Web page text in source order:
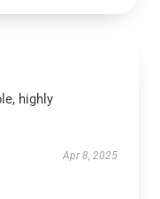
highly
Apr 8, 2025